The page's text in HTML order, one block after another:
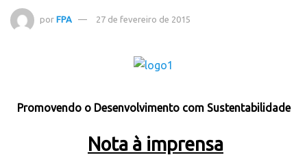
por FPA 27 de fevereiro de 2015
Promovendo o Desenvolvimento com Sustentabilidade
Nota à imprensa